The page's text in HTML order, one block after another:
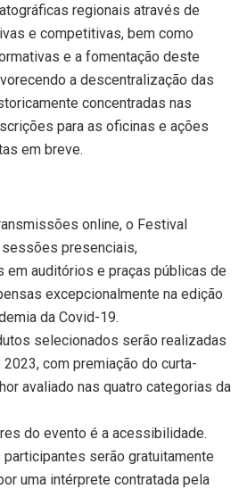
regionais através de
e competitivas, bem como
e a fomentação deste
a descentralização das
concentradas nas
para as oficinas e ações
em breve.
online, o Festival
presenciais,
em auditórios e praças públicas de
excepcionalmente na edição
da Covid-19.
selecionados serão realizadas
com premiação do curta-
avaliado nas quatro categorias da
do evento é a acessibilidade.
serão gratuitamente
uma intérprete contratada pela